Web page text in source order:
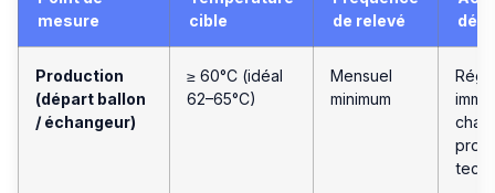
mesure
cible
de relevé
Production
(départ ballon
/ échangeur)
≥ 60°C (idéal
62–65°C)
Mensuel
minimum